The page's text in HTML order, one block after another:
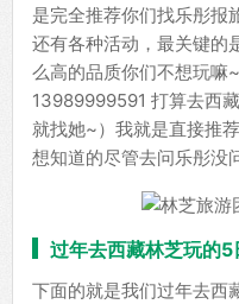
是完全推荐你们找乐彤报
还有各种活动，最关键的
么高的品质你们不想玩嘛
13989999591 打算去西
就找她~）我就是直接推
想知道的尽管去问乐彤没
过年去西藏林芝玩的5
下面的就是我们过年去西